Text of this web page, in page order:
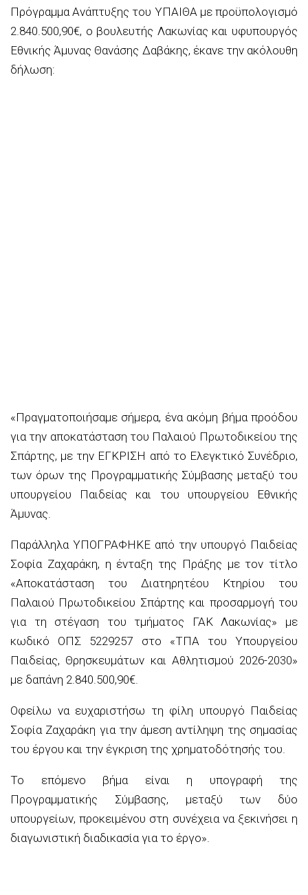
Πρόγραμμα Ανάπτυξης του ΥΠΑΙΘΑ με προϋπολογισμό
2.840.500,90€, ο βουλευτής Λακωνίας και υφυπουργός
Εθνικής Άμυνας Θανάσης Δαβάκης, έκανε την ακόλουθη
δήλωση:
«Πραγματοποιήσαμε σήμερα, ένα ακόμη βήμα προόδου
για την αποκατάσταση του Παλαιού Πρωτοδικείου της
Σπάρτης, με την ΕΓΚΡΙΣΗ από το Ελεγκτικό Συνέδριο,
των όρων της Προγραμματικής Σύμβασης μεταξύ του
υπουργείου Παιδείας και του υπουργείου Εθνικής
Άμυνας.
Παράλληλα ΥΠΟΓΡΑΦΗΚΕ από την υπουργό Παιδείας
Σοφία Ζαχαράκη, η ένταξη της Πράξης με τον τίτλο
«Αποκατάσταση του Διατηρητέου Κτηρίου του
Παλαιού Πρωτοδικείου Σπάρτης και προσαρμογή του
για τη στέγαση του τμήματος ΓΑΚ Λακωνίας» με
κωδικό ΟΠΣ 5229257 στο «ΤΠΑ του Υπουργείου
Παιδείας, Θρησκευμάτων και Αθλητισμού 2026-2030»
με δαπάνη 2.840.500,90€.
Οφείλω να ευχαριστήσω τη φίλη υπουργό Παιδείας
Σοφία Ζαχαράκη για την άμεση αντίληψη της σημασίας
του έργου και την έγκριση της χρηματοδότησής του.
Το επόμενο βήμα είναι η υπογραφή της
Προγραμματικής Σύμβασης, μεταξύ των δύο
υπουργείων, προκειμένου στη συνέχεια να ξεκινήσει η
διαγωνιστική διαδικασία για το έργο».